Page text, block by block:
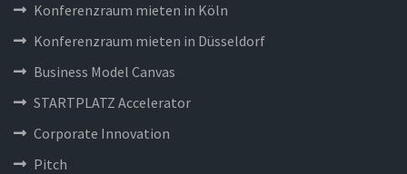
Konferenzraum mieten in Köln
Konferenzraum mieten in Düsseldorf
Business Model Canvas
STARTPLATZ Accelerator
Corporate Innovation
Pitch